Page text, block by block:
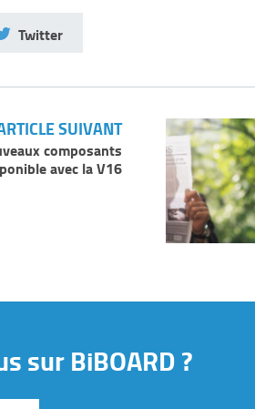
Twitter
SUIVANT
composants
avec la V16
sur BiBOARD ?